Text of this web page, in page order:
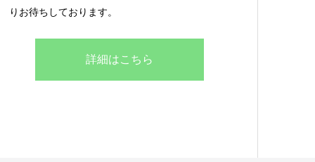
りお待ちしております。
詳細はこちら